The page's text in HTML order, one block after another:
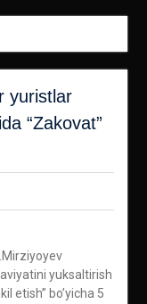
yuristlar
“Zakovat”
yuksaltirish
etish” bo’yicha 5